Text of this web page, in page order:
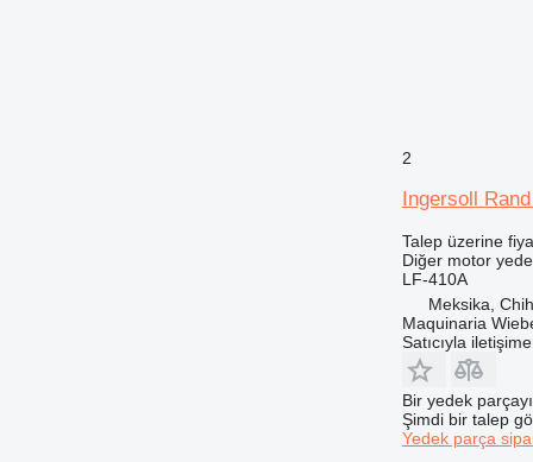
2
Ingersoll
Talep üzerine
Diğer motor
LF-410A
Meksika,
Maquinaria
Satıcıyla
Bir yedek
Şimdi bir talep
Yedek parça